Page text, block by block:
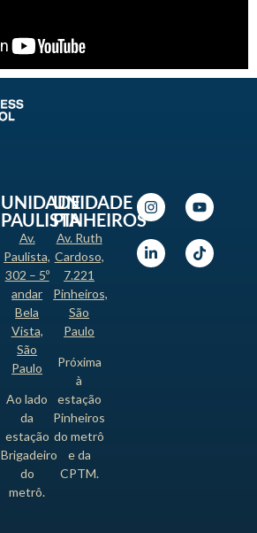
UNIDADE
PAULISTA
Av.
Paulista,
302 – 5º
andar
Bela
Vista,
São
Paulo
Ao lado
da
estação
Brigadeiro
do
metrô.
UNIDADE
PINHEIROS
Av. Ruth
Cardoso,
7.221
Pinheiros,
São
Paulo
Próxima
à
estação
Pinheiros
do metrô
e da
CPTM.